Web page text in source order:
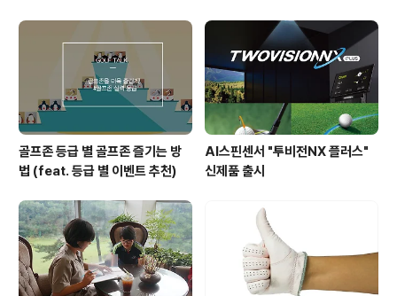
골프존 등급 별 골프존 즐기는 방
법 (feat. 등급 별 이벤트 추천)
AI스핀센서 "투비전NX 플러스"
신제품 출시